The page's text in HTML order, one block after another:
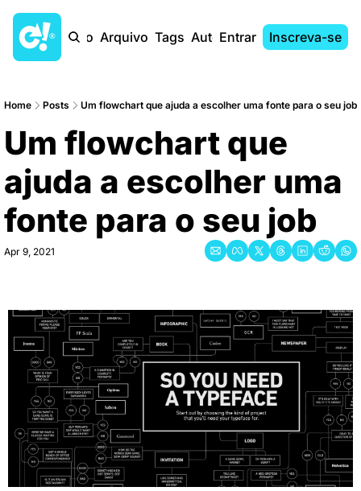
Início Arquivo Tags AutoresEntrar Inscreva-se
Home Posts Um flowchart que ajuda a escolher uma fonte para o seu job
Um flowchart que
ajuda a escolher uma
fonte para o seu job
Apr 9, 2021